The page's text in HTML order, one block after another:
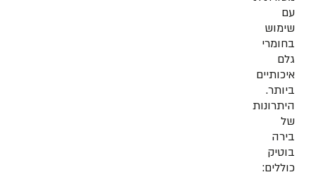
עם
שימוש
בחומרי
גלם
איכותיים
ביותר.
היתרונות
של
בירה
בוטיק
כוללים: